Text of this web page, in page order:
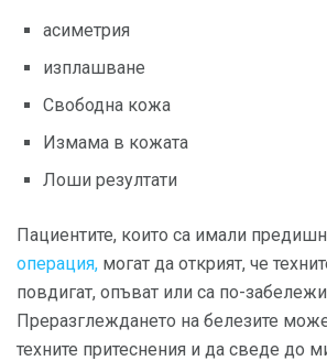
асиметрия
изплашване
Свободна кожа
Измама в кожата
Лоши резултати
Пациентите, които са имали
операция, могат да открият, че
повдигат, опъват или са по-
Преразглеждането на белезите
техните притеснения и да сведе до